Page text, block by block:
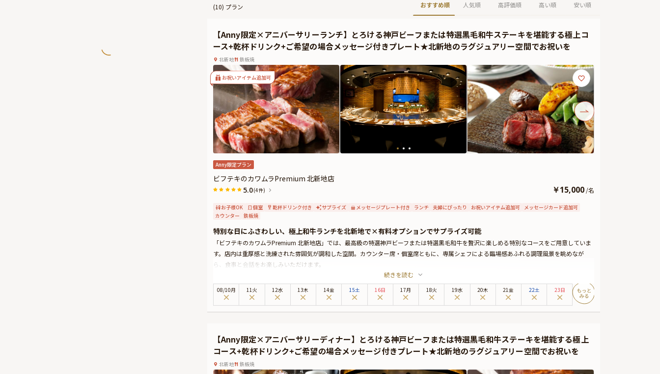
おすすめ順 人気順 高評価順 高い順 安い順
(10) プラン
【Anny限定×アニバーサリーランチ】とろける神戸ビーフまたは特選黒毛和牛ステーキを堪能する極上コ
ース+乾杯ドリンク+ご希望の場合メッセージ付きプレート★北新地のラグジュアリー空間でお祝いを
北新地 鉄板焼
お祝いアイテム追加可
Anny限定プラン
ビフテキのカワムラPremium 北新地店
5.0(4件) ￥15,000 /名
お子様OK 個室 乾杯ドリンク付き サプライズ メッセージプレート付き ランチ 夫婦にぴったり お祝いアイテム追加可 メッセージカード追加可
カウンター 鉄板焼
特別な日にふさわしい、極上和牛ランチを北新地で×有料オプションでサプライズ可能
「ビフテキのカワムラPremium 北新地店」では、最高級の特選神戸ビーフまたは特選黒毛和牛を贅沢に楽しめる特別なコースをご用意していま
す。店内は重厚感と洗練された雰囲気が調和した空間。カウンター席・個室席ともに、専属シェフによる臨場感あふれる調理風景を眺めなが
ら、食事と会話をお楽しみいただけます。
特別な日にふさわしい本プランは、下記2コースよりご選択可能です。
①【特選黒毛和牛100g特別コース】メインのロースorヘレステーキや海鮮鉄板焼きを堪能 ¥15,000
②【特選神戸ビーフ100g特別コース】メインの特選神戸ビーフロースステーキや海鮮鉄板焼きを堪能 ¥25,000
シェフの絶妙な火入れが引き出す肉の香りと、芳醇な味わいはまさに至福の瞬間。ワインとのマリアージュもたまりません。乾杯ドリンクや、
ことが出来ます。詳しくは本ページ中段の「お祝いアイテム」の欄で、ご選択頂けます。
北新地駅から徒歩1分という好立地にありながら、店内に足を踏み入れると別世界のような静寂と優雅な時間が流れます。ラグジュアリーな雰囲
気に包まれながら、大切な人と特別なひとときをお過ごしください。
続きを読む
08/10月 11火 12水 13木 14金 15土 16日 17月 18火 19水 20木 21金 22土 23日
【Anny限定×アニバーサリーディナー】とろける神戸ビーフまたは特選黒毛和牛ステーキを堪能する極上
コース+乾杯ドリンク+ご希望の場合メッセージ付きプレート★北新地のラグジュアリー空間でお祝いを
北新地 鉄板焼